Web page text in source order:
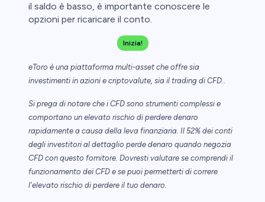
il saldo è basso, è importante conoscere le
opzioni per ricaricare il conto.
Inizia!
eToro è una piattaforma multi-asset che offre sia
investimenti in azioni e criptovalute, sia il trading di CFD..
Si prega di notare che i CFD sono strumenti complessi e
comportano un elevato rischio di perdere denaro
rapidamente a causa della leva finanziaria. Il 52% dei conti
degli investitori al dettaglio perde denaro quando negozia
CFD con questo fornitore. Dovresti valutare se comprendi il
funzionamento dei CFD e se puoi permetterti di correre
l'elevato rischio di perdere il tuo denaro.